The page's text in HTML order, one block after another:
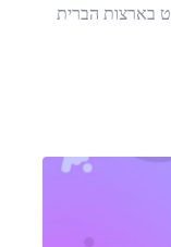
בארצות הברית